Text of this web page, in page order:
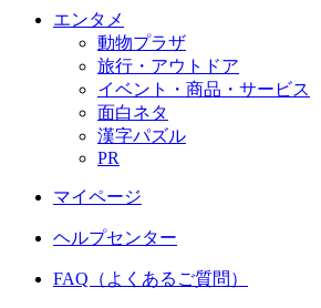
エンタメ
動物プラザ
旅行・アウトドア
イベント・商品・サービス
面白ネタ
漢字パズル
PR
マイページ
ヘルプセンター
FAQ（よくあるご質問）